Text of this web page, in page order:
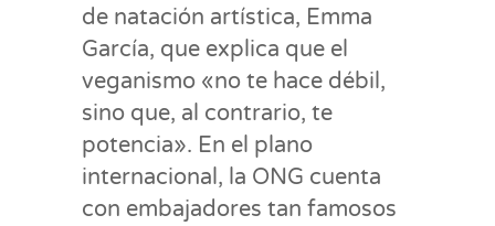
de natación artística, Emma
García, que explica que el
veganismo «no te hace débil,
sino que, al contrario, te
potencia». En el plano
internacional, la ONG cuenta
con embajadores tan famosos